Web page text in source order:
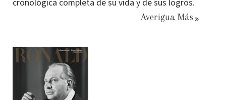
cronológica completa de su vida y de sus logros.
Averigua Más